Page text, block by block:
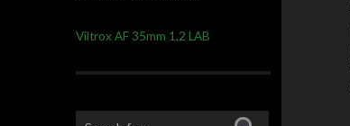
Viltrox AF 35mm 1,2 LAB